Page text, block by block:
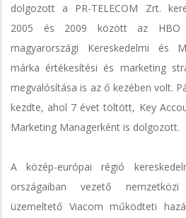
dolgozott a PR-TELECOM Zrt.
2005 és 2009 között az HBO
magyarországi Kereskedelmi és
márka értékesítési és marketing
megvalósítása is az ő kezében volt.
kezdte, ahol 7 évet töltött, Key
Marketing Managerként is dolgozott.
A közép-európai régió
országaiban vezető
üzemeltető Viacom működteti